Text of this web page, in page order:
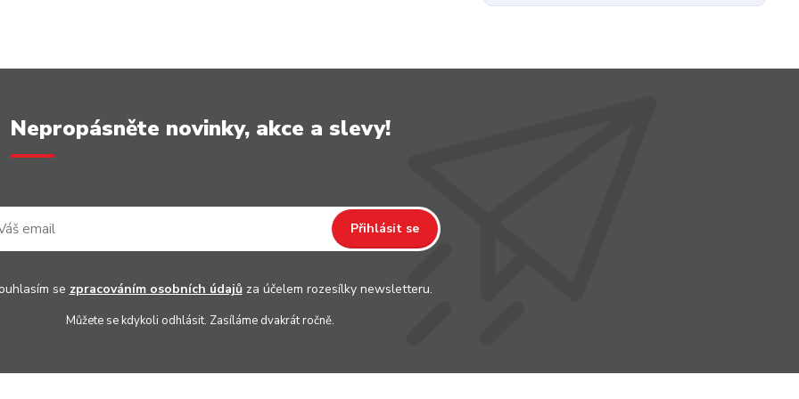
Nepropásněte novinky, akce a slevy!
Přihlásit se
se zpracováním osobních údajůza účelem rozesílky newsletteru.
Můžete se kdykoli odhlásit. Zasíláme dvakrát ročně.